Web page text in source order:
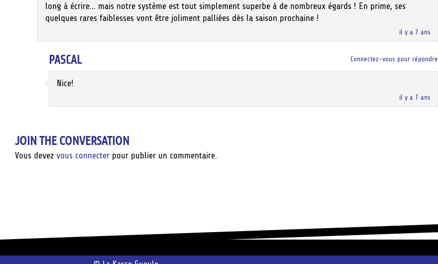
il y a 7 ans
long à écrire… mais notre système est tout simplement superbe à de nombreux égards ! En prime, ses
quelques rares faiblesses vont être joliment palliées dès la saison prochaine !
PASCAL
il y a 7 ans
Nice!
Connectez-vous pour répondre
JOIN THE CONVERSATION
Vous devez vous connecter pour publier un commentaire.